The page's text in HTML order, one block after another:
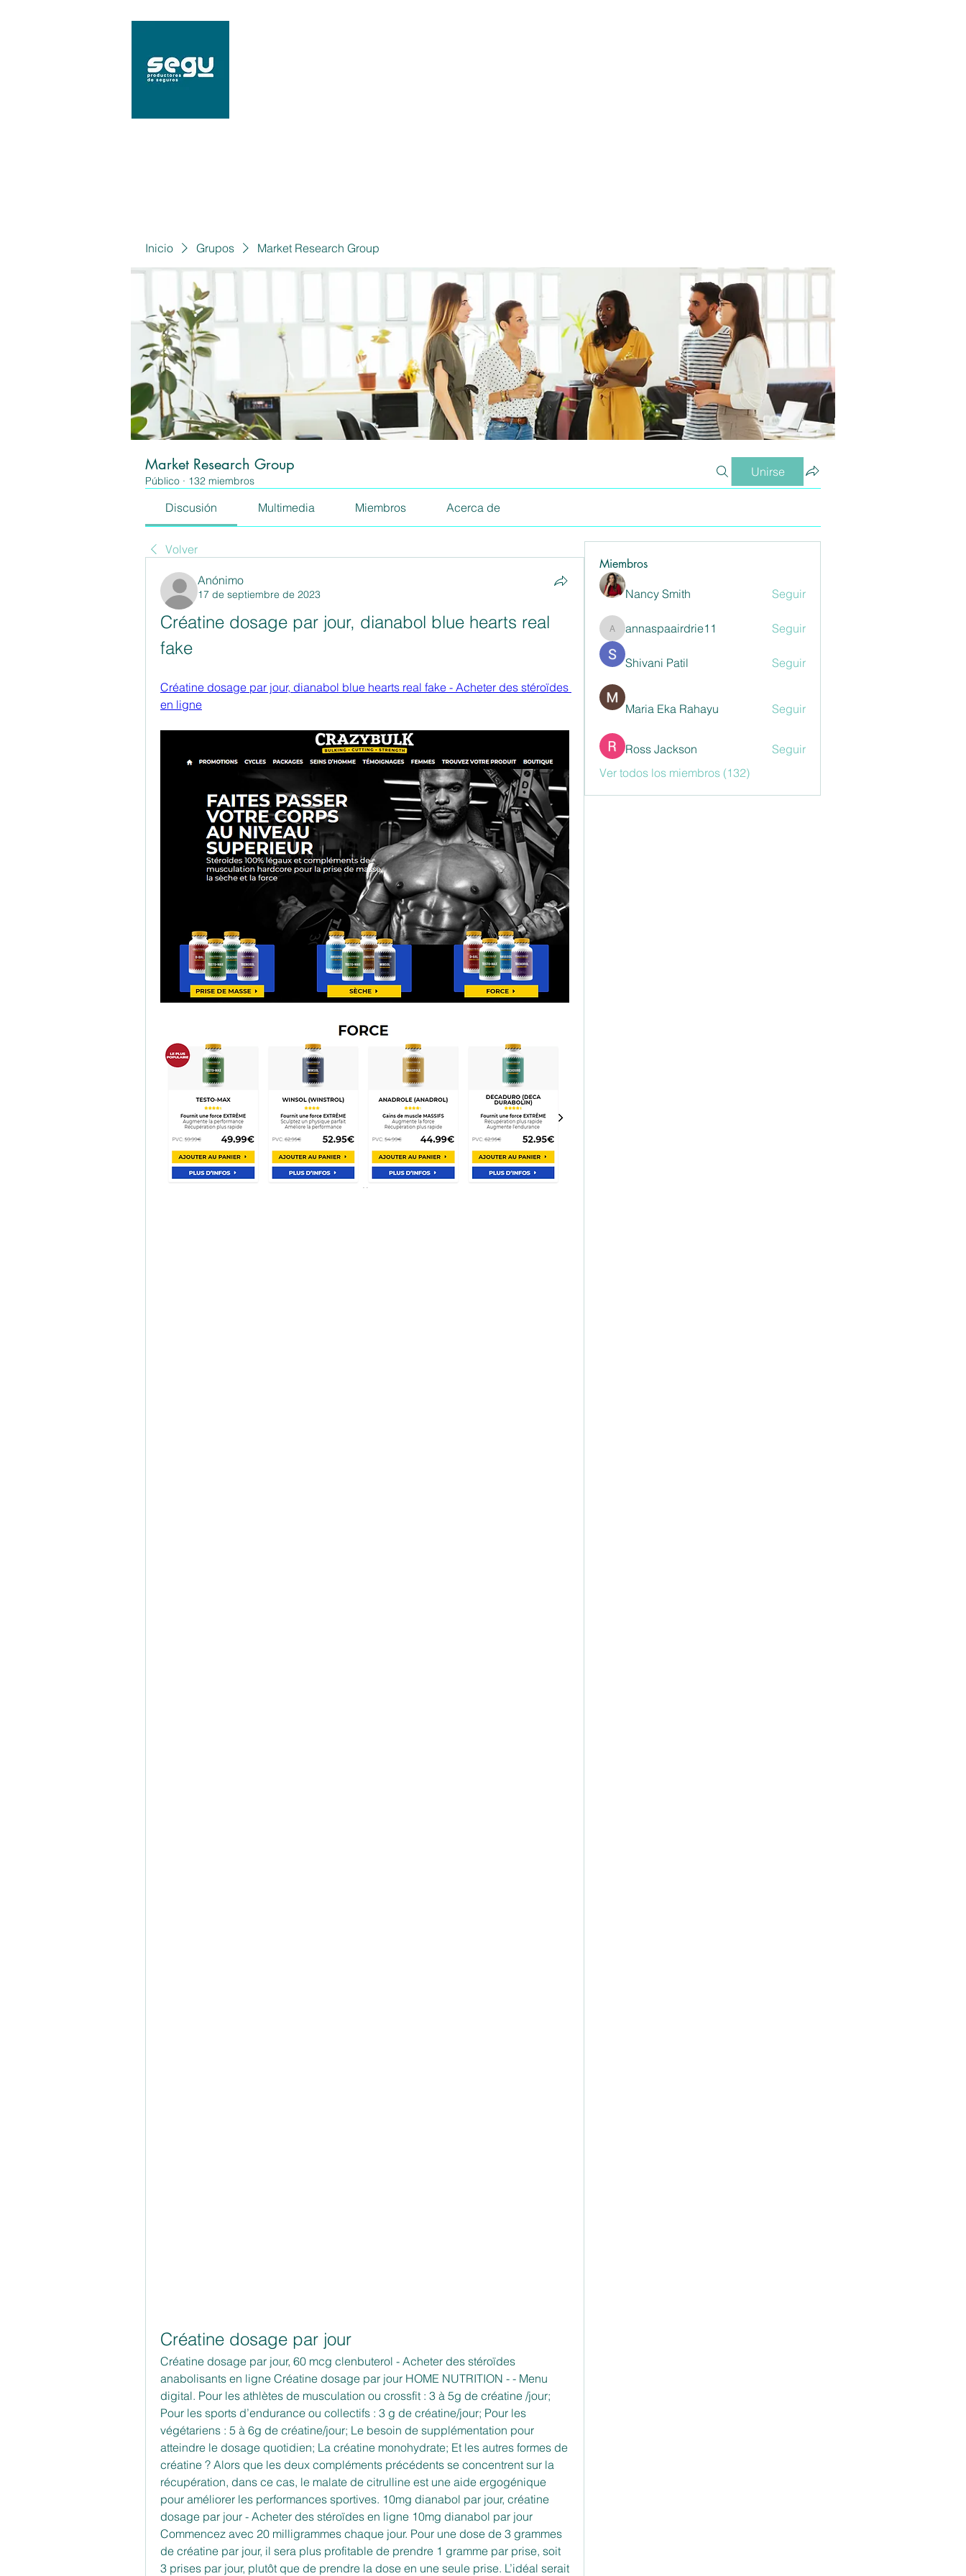
Inicio Grupos Market Research Group
Market Research Group
Público · 132 miembros
Unirse
Discusión Multimedia Miembros Acerca de
Volver
Anónimo
17 de septiembre de 2023
Créatine dosage par jour, dianabol blue hearts real
fake
Créatine dosage par jour, dianabol blue hearts real fake - Acheter des stéroïdes
en ligne
Créatine dosage par jour
Créatine dosage par jour, 60 mcg clenbuterol - Acheter des stéroïdes
anabolisants en ligne Créatine dosage par jour HOME NUTRITION - - Menu
digital. Pour les athlètes de musculation ou crossfit : 3 à 5g de créatine /jour;
Pour les sports d’endurance ou collectifs : 3 g de créatine/jour; Pour les
végétariens : 5 à 6g de créatine/jour; Le besoin de supplémentation pour
atteindre le dosage quotidien; La créatine monohydrate; Et les autres formes de
créatine ? Alors que les deux compléments précédents se concentrent sur la
récupération, dans ce cas, le malate de citrulline est une aide ergogénique
pour améliorer les performances sportives. 10mg dianabol par jour, créatine
dosage par jour - Acheter des stéroïdes en ligne 10mg dianabol par jour
Commencez avec 20 milligrammes chaque jour. Pour une dose de 3 grammes
de créatine par jour, il sera plus profitable de prendre 1 gramme par prise, soit
3 prises par jour, plutôt que de prendre la dose en une seule prise. L’idéal serait
Miembros
Nancy Smith Seguir
annaspaairdrie11
annaspaairdrie11 Seguir
Shivani Patil Seguir
Maria Eka Rahayu Seguir
Ross Jackson
Seguir
Ver todos los miembros (132)